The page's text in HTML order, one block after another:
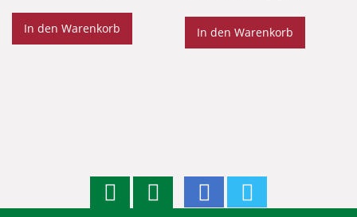
In den Warenkorb In den Warenkorb